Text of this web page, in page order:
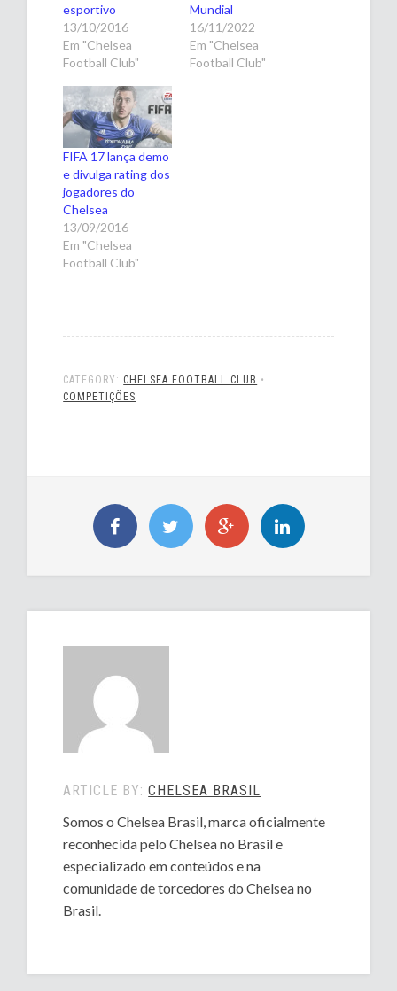
esportivo
13/10/2016
Em "Chelsea
Football Club"
Mundial
16/11/2022
Em "Chelsea
Football Club"
FIFA 17 lança demo
e divulga rating dos
jogadores do
Chelsea
13/09/2016
Em "Chelsea
Football Club"
CATEGORY: CHELSEA FOOTBALL CLUB •
COMPETIÇÕES
ARTICLE BY:CHELSEA BRASIL
Somos o Chelsea Brasil, marca oficialmente
reconhecida pelo Chelsea no Brasil e
especializado em conteúdos e na
comunidade de torcedores do Chelsea no
Brasil.